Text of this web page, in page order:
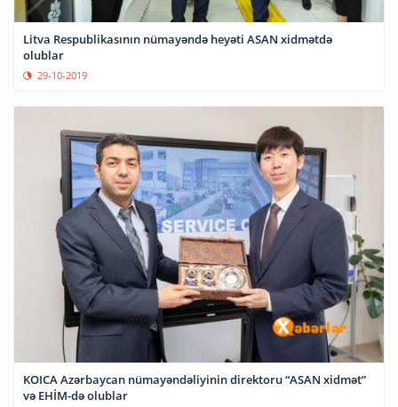
Litva Respublikasının nümayəndə heyəti ASAN xidmətdə
olublar
29-10-2019
KOICA Azərbaycan nümayəndəliyinin direktoru “ASAN xidmət”
və EHİM-də olublar